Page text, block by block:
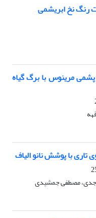
رنگ نخ ابریشمی
مرینوس با برگ گیاه
با پوشش نانو الیاف
جدی، مصطفی جمشیدی